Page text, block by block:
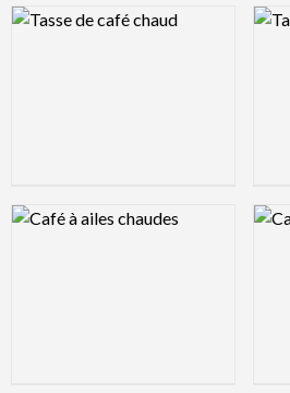
Logo Preview Image
Logo Preview Image